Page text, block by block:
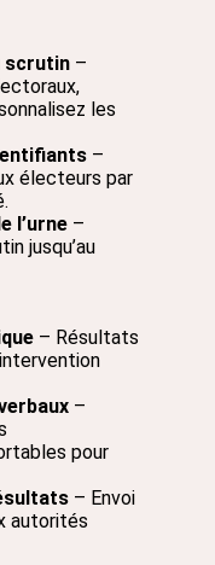
scrutin –
les
–
électeurs par
l’urne –
jusqu’au
– Résultats
–
pour
– Envoi
autorités